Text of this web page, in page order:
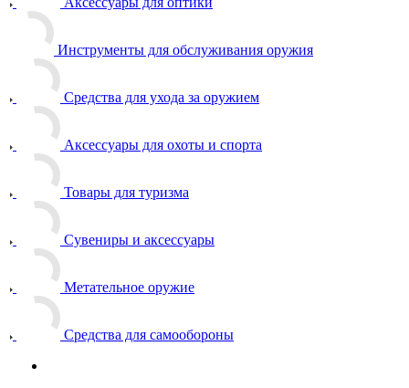
Инструменты для обслуживания оружия
Средства для ухода за оружием
Аксессуары для охоты и спорта
Товары для туризма
Сувениры и аксессуары
Метательное оружие
Средства для самообороны